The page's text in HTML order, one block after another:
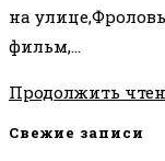
на
фильм,…
Продолжить
Свежие записи